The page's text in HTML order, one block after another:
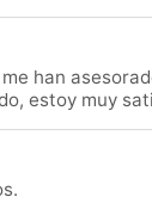
han
estoy muy